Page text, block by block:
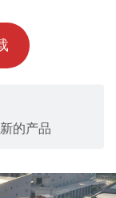
的产品